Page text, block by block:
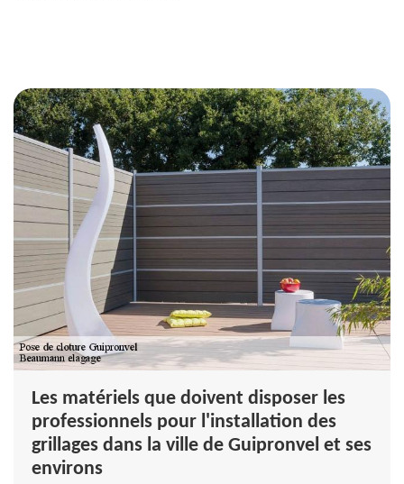
Les matériels que doivent disposer les
professionnels pour l'installation des
grillages dans la ville de Guipronvel et ses
environs